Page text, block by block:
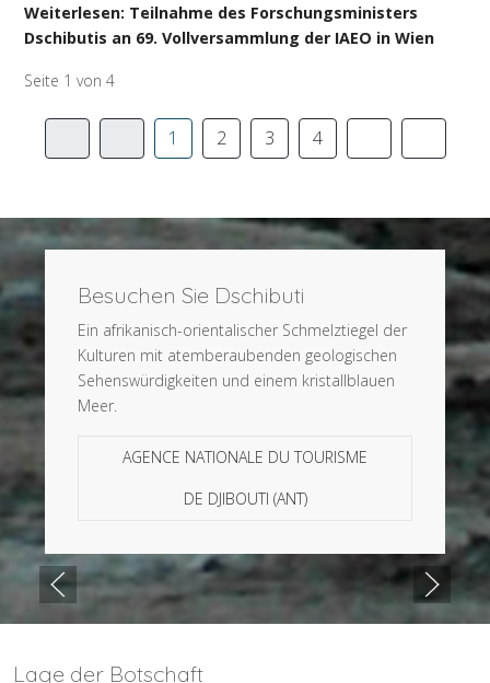
Weiterlesen: Teilnahme des Forschungsministers
Dschibutis an 69. Vollversammlung der IAEO in Wien
Seite 1 von 4
1 2 3 4
Besuchen Sie Dschibuti
Ein afrikanisch-orientalischer Schmelztiegel der
Kulturen mit atemberaubenden geologischen
Sehenswürdigkeiten und einem kristallblauen
Meer.
AGENCE NATIONALE DU TOURISME
DE DJIBOUTI (ANT)
Lage der Botschaft